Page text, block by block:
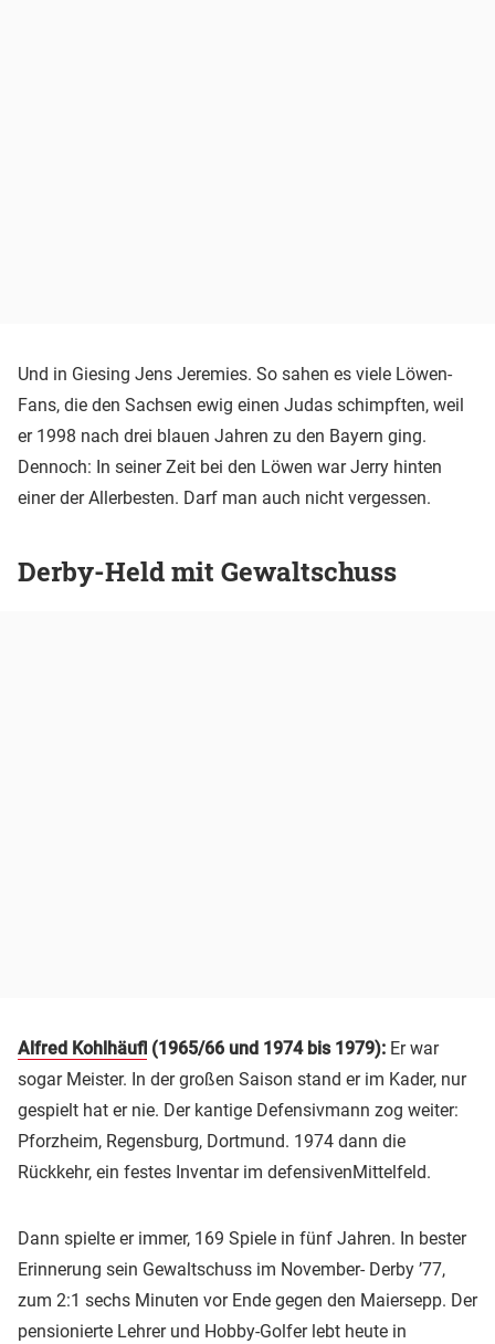
Und in Giesing Jens Jeremies. So sahen es viele Löwen-
Fans, die den Sachsen ewig einen Judas schimpften, weil
er 1998 nach drei blauen Jahren zu den Bayern ging.
Dennoch: In seiner Zeit bei den Löwen war Jerry hinten
einer der Allerbesten. Darf man auch nicht vergessen.
Derby-Held mit Gewaltschuss
Alfred Kohlhäufl (1965/66 und 1974 bis 1979): Er war
sogar Meister. In der großen Saison stand er im Kader, nur
gespielt hat er nie. Der kantige Defensivmann zog weiter:
Pforzheim, Regensburg, Dortmund. 1974 dann die
Rückkehr, ein festes Inventar im defensivenMittelfeld.
Dann spielte er immer, 169 Spiele in fünf Jahren. In bester
Erinnerung sein Gewaltschuss im November- Derby ’77,
zum 2:1 sechs Minuten vor Ende gegen den Maiersepp. Der
pensionierte Lehrer und Hobby-Golfer lebt heute in